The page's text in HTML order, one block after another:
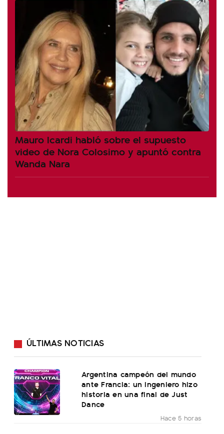
Mauro Icardi habló sobre el supuesto
video de Nora Colosimo y apuntó contra
Wanda Nara
ÚLTIMAS NOTICIAS
Argentina campeón del mundo
ante Francia: un ingeniero hizo
historia en una final de Just
Dance
Hace 5 horas